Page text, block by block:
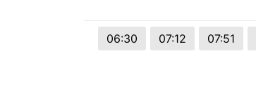
06:30 07:12 07:51